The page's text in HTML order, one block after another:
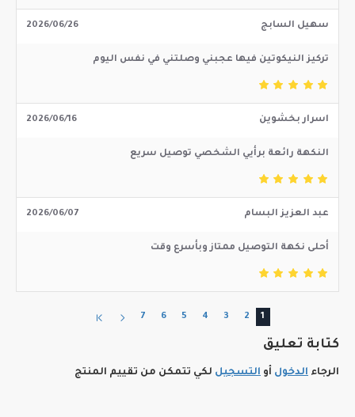
سهيل السابج 2026/06/26
تركيز النيكوتين فيها عجبني وصلتني في نفس اليوم
اسرار بخشوين 2026/06/16
النكهة رائعة برأيي الشخصي توصيل سريع
عبد العزيز البسام 2026/06/07
أحلى نكهة التوصيل ممتاز وبأسرع وقت
1
2
3
4
5
6
7
كتابة تعليق
الرجاء الدخول أو التسجيل لكي تتمكن من تقييم المنتج